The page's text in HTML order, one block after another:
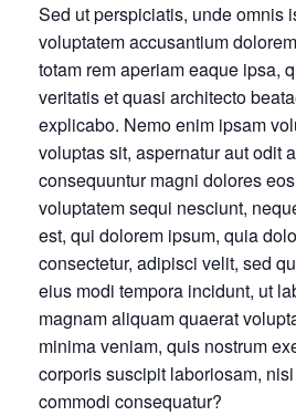
Sed ut perspiciatis, unde omnis
voluptatem accusantium
totam rem aperiam eaque ipsa,
veritatis et quasi architecto
explicabo. Nemo enim ipsam
voluptas sit, aspernatur aut odit
consequuntur magni dolores
voluptatem sequi nesciunt,
est, qui dolorem ipsum, quia
consectetur, adipisci velit, sed
eius modi tempora incidunt, ut
magnam aliquam quaerat
minima veniam, quis nostrum
corporis suscipit laboriosam,
commodi consequatur?